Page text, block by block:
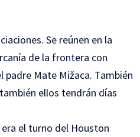
Se reúnen en la
de la frontera con
padre Mate Mižaca. También
ellos tendrán días
el turno del Houston